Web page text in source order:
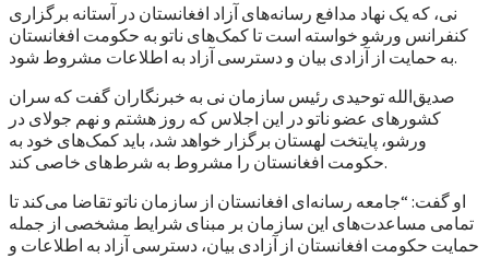
نی، که یک نهاد مدافع رسانه‌های آزاد افغانستان در آستانه برگزاری
کنفرانس ورشو خواسته است تا کمک‌های ناتو به حکومت افغانستان
به حمایت از آزادی بیان و دسترسی آزاد به اطلاعات مشروط شود.
صدیق‌الله توحیدی رئیس سازمان نی به خبرنگاران گفت که سران
کشورهای عضو ناتو در این اجلاس که روز هشتم و نهم جولای در
ورشو، پایتخت لهستان برگزار خواهد شد، باید کمک‌های خود به
حکومت افغانستان را مشروط به شرط‌های خاصی کند.
او گفت: “جامعه رسانه‌ای افغانستان از سازمان ناتو تقاضا می‌کند تا
تمامی مساعدت‌های این سازمان بر مبنای شرایط مشخصی از جمله
حمایت حکومت افغانستان از آزادی بیان، دسترسی آزاد به اطلاعات و